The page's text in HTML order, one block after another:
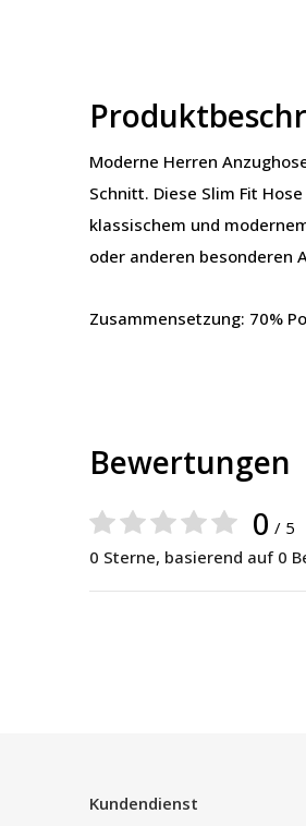
Moderne Herren
Schnitt. Diese Slim Fit
klassischem und
oder anderen besonderen
Zusammensetzung: 70%
Bewertungen
0 / 5
0 Sterne, basierend auf 0
Kundendienst